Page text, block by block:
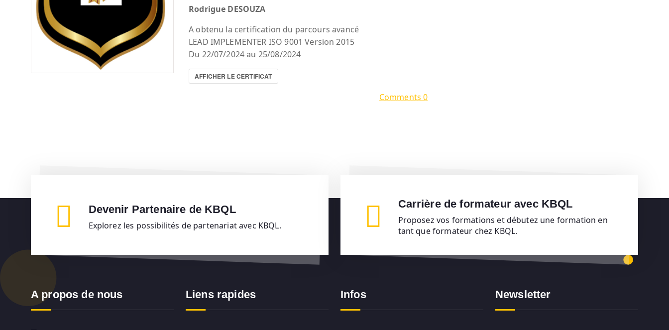
Rodrigue DESOUZA
A obtenu la certification du parcours avancé
LEAD IMPLEMENTER ISO 9001 Version 2015
Du 22/07/2024 au 25/08/2024
AFFICHER LE CERTIFICAT
Comments 0
Devenir Partenaire de KBQL
Explorez les possibilités de partenariat avec KBQL.
Carrière de formateur avec KBQL
Proposez vos formations et débutez une formation en
tant que formateur chez KBQL.
A propos de nous Liens rapides Infos Newsletter